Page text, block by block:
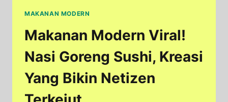
MAKANAN MODERN
Makanan Modern Viral!
Nasi Goreng Sushi, Kreasi
Yang Bikin Netizen